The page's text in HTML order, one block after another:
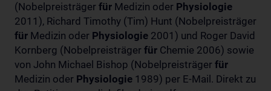
(Nobelpreisträger für Medizin oder Physiologie
2011), Richard Timothy (Tim) Hunt (Nobelpreisträger
für Medizin oder Physiologie 2001) und Roger David
Kornberg (Nobelpreisträger für Chemie 2006) sowie
von John Michael Bishop (Nobelpreisträger für
Medizin oder Physiologie 1989) per E-Mail. Direkt zu